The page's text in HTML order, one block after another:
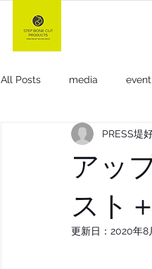
All Posts media event
gel & oil +n 小顔ミス
アッ
スト
PRESS堤
更新日： 2020年8